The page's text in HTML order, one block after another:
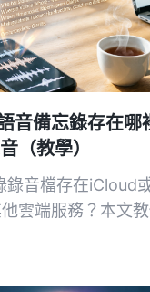
音備忘錄存在哪
（教學）
錄音檔存在iCloud
雲端服務？本文